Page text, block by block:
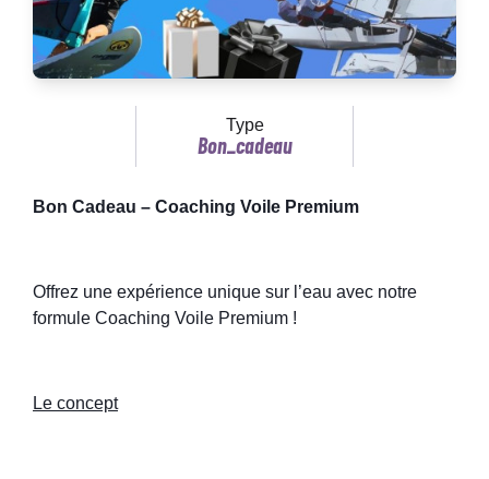
Type
Bon_cadeau
Bon Cadeau – Coaching Voile Premium
Offrez une expérience unique sur l’eau avec notre
formule Coaching Voile Premium !
Le concept